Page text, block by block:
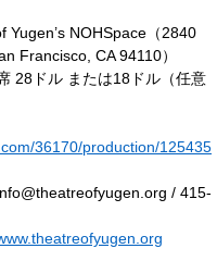
Yugen’s NOHSpace（2840
Francisco, CA 94110）
28ドル または18ドル（任意
36170/production/125435
/ 415-